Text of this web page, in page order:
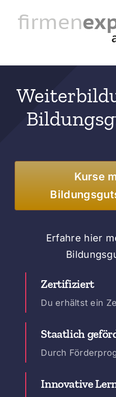
Inhalt
Kurse
Erfahre hier
Zertifiziert
Du erhältst ein
Staatlich
Durch
Innovative